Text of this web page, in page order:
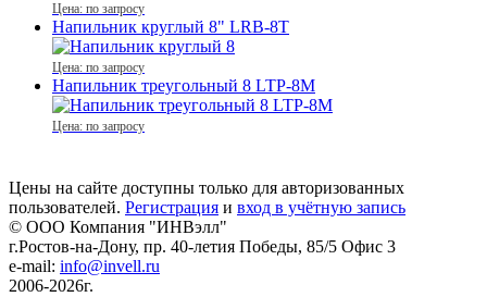
Цена: по запросу
Напильник круглый 8" LRB-8T
Цена: по запросу
Напильник треугольный 8 LTP-8М
Цена: по запросу
Цены на сайте доступны только для авторизованных
пользователей. Регистрация и вход в учётную запись
© ООО Компания "ИНВэлл"
г.Ростов-на-Дону, пр. 40-летия Победы, 85/5 Офис 3
e-mail: info@invell.ru
2006-2026г.